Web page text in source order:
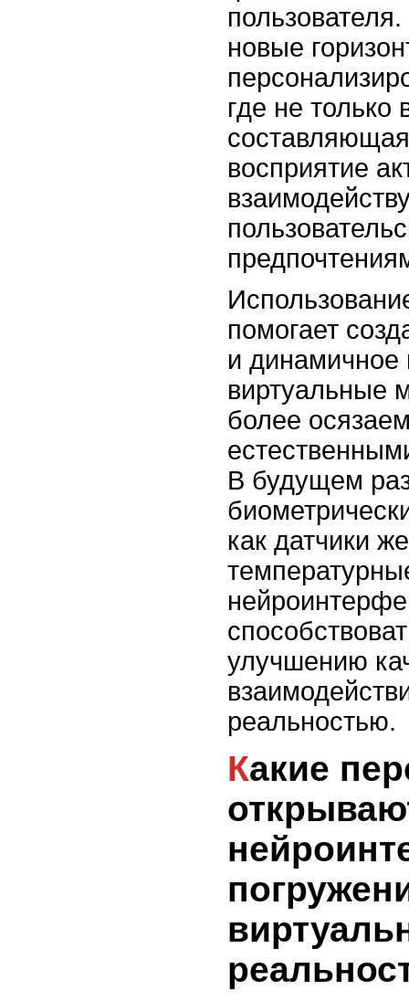
новые
где не только
восприятие
помогает
и динамичное
виртуальные
более
В будущем
как датчики
улучшению
реальностью.
Какие перспективы